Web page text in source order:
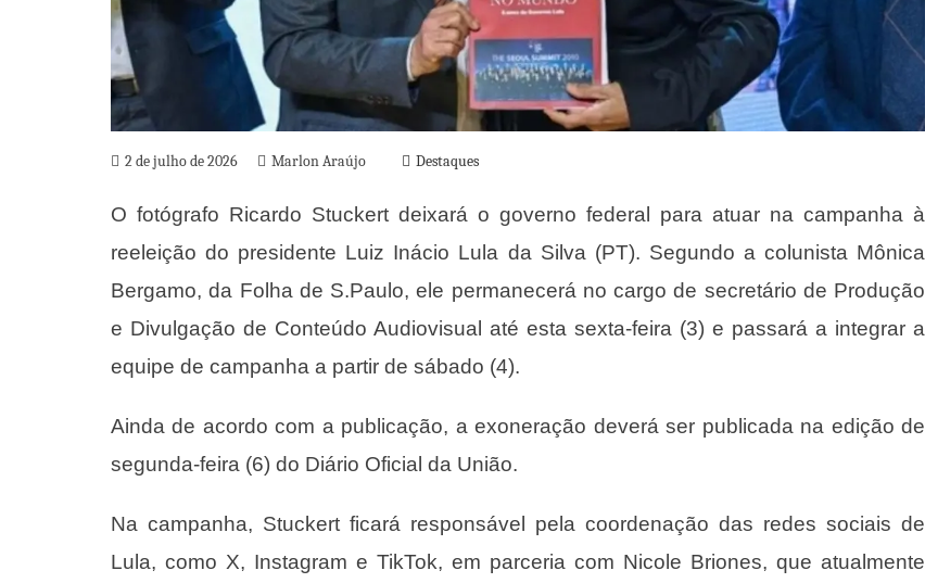
2 de julho de 2026 Marlon Araújo Destaques
O fotógrafo Ricardo Stuckert deixará o governo federal para atuar na campanha à
reeleição do presidente Luiz Inácio Lula da Silva (PT). Segundo a colunista Mônica
Bergamo, da Folha de S.Paulo, ele permanecerá no cargo de secretário de Produção
e Divulgação de Conteúdo Audiovisual até esta sexta-feira (3) e passará a integrar a
equipe de campanha a partir de sábado (4).
Ainda de acordo com a publicação, a exoneração deverá ser publicada na edição de
segunda-feira (6) do Diário Oficial da União.
Na campanha, Stuckert ficará responsável pela coordenação das redes sociais de
Lula, como X, Instagram e TikTok, em parceria com Nicole Briones, que atualmente